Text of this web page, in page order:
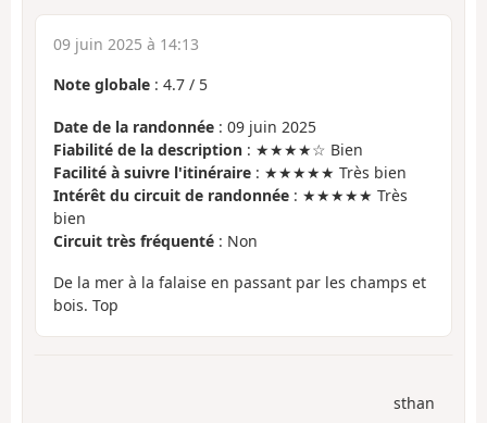
09 juin 2025 à 14:13
Note globale : 4.7 / 5
Date de la randonnée : 09 juin 2025
Fiabilité de la description : ★★★★☆ Bien
Facilité à suivre l'itinéraire : ★★★★★ Très bien
Intérêt du circuit de randonnée : ★★★★★ Très
bien
Circuit très fréquenté : Non
De la mer à la falaise en passant par les champs et
bois. Top
sthan